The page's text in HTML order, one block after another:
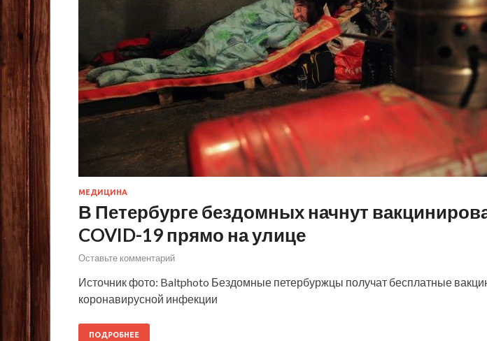
МЕДИЦИНА
В Петербурге бездомных начнут
COVID-19 прямо на улице
Оставьте комментарий
Источник фото: Baltphoto Бездомные петербуржцы получат бесплатные
коронавирусной инфекции
ПОДРОБНЕЕ